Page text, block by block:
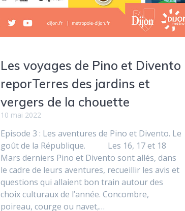
Les voyages de Pino et Divento
reporTerres des jardins et
vergers de la chouette
10 mai 2022
Episode 3 : Les aven­tures de Pino et Divento. Le
goût de la République. Les 16, 17 et 18
Mars derniers Pino et Divento sont allés, dans
le cadre de leurs aven­tures, recueil­lir les avis et
ques­tions qui allaient bon train autour des
choix cul­tur­aux de l’année. Concombre,
poireau, courge ou navet,…